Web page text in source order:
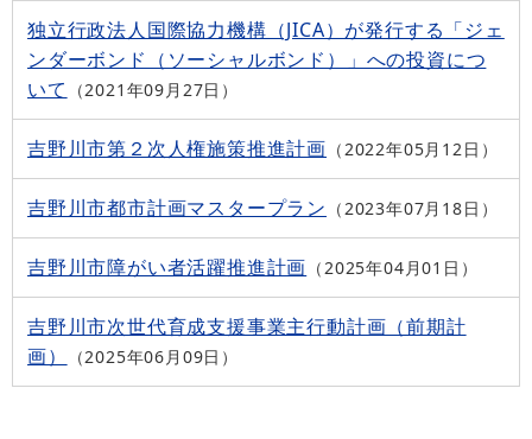
独立行政法人国際協力機構（JICA）が発行する「ジェ
ンダーボンド（ソーシャルボンド）」への投資につ
いて
2021年09月27日
吉野川市第２次人権施策推進計画 2022年05月12日
吉野川市都市計画マスタープラン 2023年07月18日
吉野川市障がい者活躍推進計画 2025年04月01日
吉野川市次世代育成支援事業主行動計画（前期計
画）
2025年06月09日